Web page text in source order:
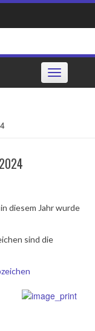
Toggle
navigation
diesem Jahr wurde
sind die